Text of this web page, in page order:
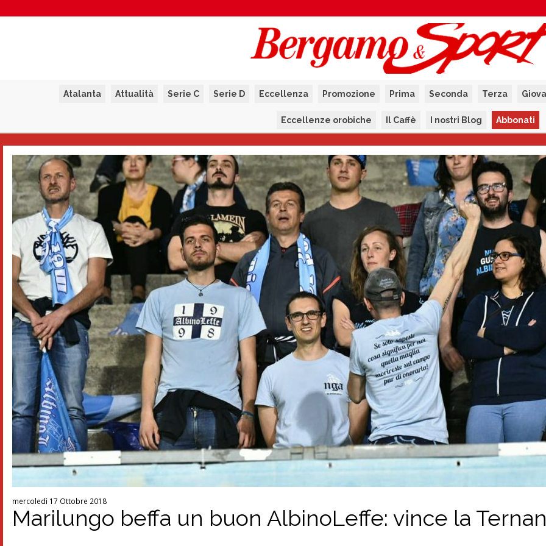
Atalanta Attualità Serie C Serie D Eccellenza Promozione Prima Seconda Terza
Eccellenze orobiche Il Caffè I nostri Blog Abbonati
mercoledì 17 Ottobre 2018
Marilungo beffa un buon AlbinoLeffe: vince la